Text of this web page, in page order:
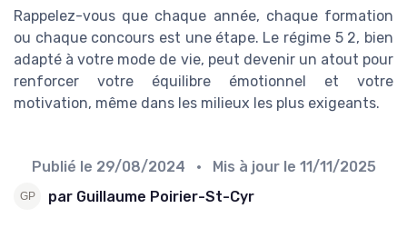
Rappelez-vous que chaque année, chaque formation
ou chaque concours est une étape. Le régime 5 2, bien
adapté à votre mode de vie, peut devenir un atout pour
renforcer votre équilibre émotionnel et votre
motivation, même dans les milieux les plus exigeants.
Publié le 29/08/2024 • Mis à jour le 11/11/2025
par Guillaume Poirier-St-Cyr